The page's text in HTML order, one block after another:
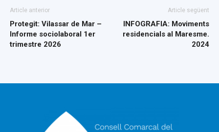
Article anterior
Protegit: Vilassar de Mar –
Informe sociolaboral 1er
trimestre 2026
Article següent
INFOGRAFIA: Moviments
residencials al Maresme.
2024